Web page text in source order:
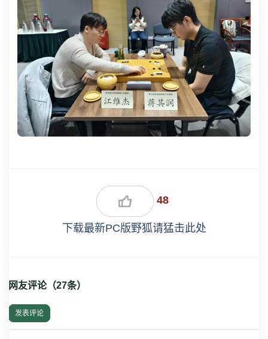
48
下载最新PC版野狐请猛击此处
网友评论（27条）
发表评论